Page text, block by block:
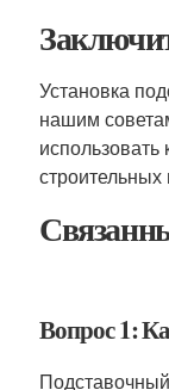
Установка
нашим
Вопрос 1: